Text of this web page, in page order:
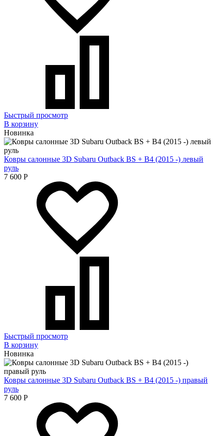
Быстрый просмотр
В корзину
Новинка
Ковры салонные 3D Subaru Outback BS + B4 (2015 -) левый
руль
7 600 Р
Быстрый просмотр
В корзину
Новинка
Ковры салонные 3D Subaru Outback BS + B4 (2015 -) правый
руль
7 600 Р